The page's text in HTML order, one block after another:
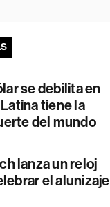
se debilita en
tiene la
del mundo
lanza un reloj
el alunizaje